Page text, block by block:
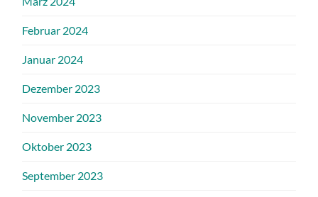
Februar 2024
Januar 2024
Dezember 2023
November 2023
Oktober 2023
September 2023